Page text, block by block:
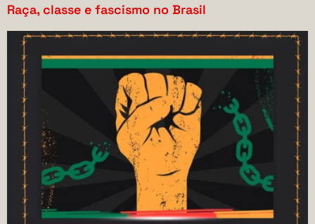
Raça, classe e fascismo no Brasil